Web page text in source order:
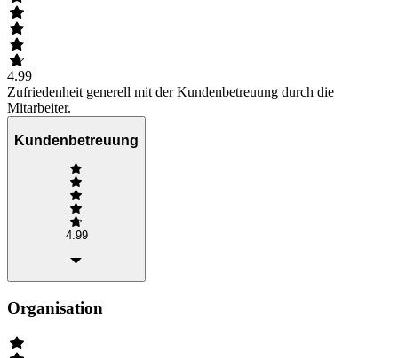
4.99
Zufriedenheit generell mit der Kundenbetreuung durch die
Mitarbeiter.
Kundenbetreuung
4.99
Organisation